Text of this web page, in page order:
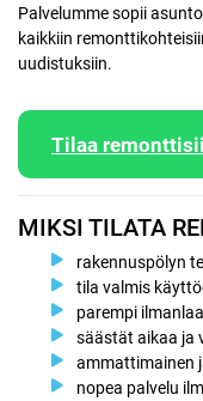
Palvelumme sopii
kaikkiin
uudistuksiin.
Tilaa
MIKSI TILATA
rakennuspölyn
tila valmis
parempi
säästät aikaa ja
ammattimainen
nopea palvelu